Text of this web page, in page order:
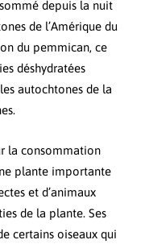
depuis la nuit
de l’Amérique du
du pemmican, ce
déshydratées
autochtones de la
la consommation
plante importante
et d’animaux
de la plante. Ses
certains oiseaux qui